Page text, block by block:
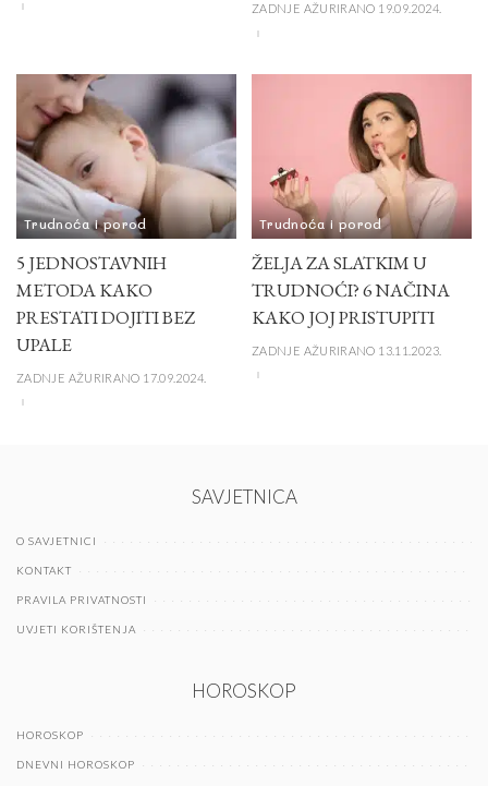
ZADNJE AŽURIRANO 19.09.2024.
Trudnoća i porod
5 JEDNOSTAVNIH
METODA KAKO
PRESTATI DOJITI BEZ
UPALE
ZADNJE AŽURIRANO 17.09.2024.
Trudnoća i porod
ŽELJA ZA SLATKIM U
TRUDNOĆI? 6 NAČINA
KAKO JOJ PRISTUPITI
ZADNJE AŽURIRANO 13.11.2023.
SAVJETNICA
O SAVJETNICI
KONTAKT
PRAVILA PRIVATNOSTI
UVJETI KORIŠTENJA
HOROSKOP
HOROSKOP
DNEVNI HOROSKOP